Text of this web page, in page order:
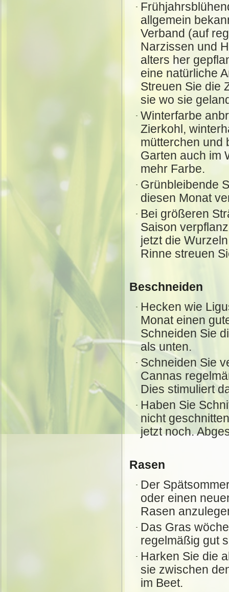
allgemein
Verband (auf
Narzissen und
alters her
eine natürliche
Streuen Sie die
sie wo sie
Winterfarbe
Zierkohl,
mütterchen und
Garten auch im
mehr Farbe.
Grünbleibende
diesen Monat
Bei größeren
Saison
jetzt die
Rinne streuen
Beschneiden
Hecken wie
Monat einen
Schneiden Sie
als unten.
Schneiden Sie
Cannas
Dies stimuliert
Haben Sie
nicht
jetzt noch.
Rasen
Der
oder einen
Rasen
Das Gras
regelmäßig gut
Harken Sie die
sie zwischen
im Beet.